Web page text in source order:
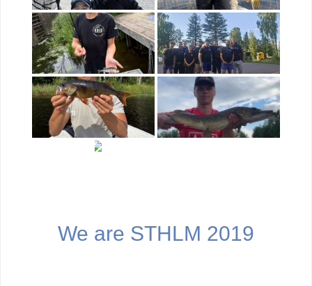
We are STHLM 2019